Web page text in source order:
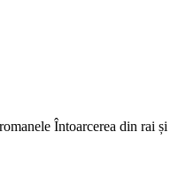
Întoarcerea din rai și